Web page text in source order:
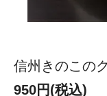
信州きのこの
950円(税込)